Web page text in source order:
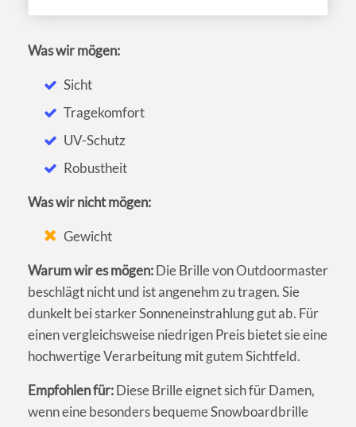
Was wir mögen:
Sicht
Tragekomfort
UV-Schutz
Robustheit
Was wir nicht mögen:
Gewicht
Warum wir es mögen:Die Brille von Outdoormaster
beschlägt nicht und ist angenehm zu tragen. Sie
dunkelt bei starker Sonneneinstrahlung gut ab. Für
einen vergleichsweise niedrigen Preis bietet sie eine
hochwertige Verarbeitung mit gutem Sichtfeld.
Empfohlen für:Diese Brille eignet sich für Damen,
wenn eine besonders bequeme Snowboardbrille